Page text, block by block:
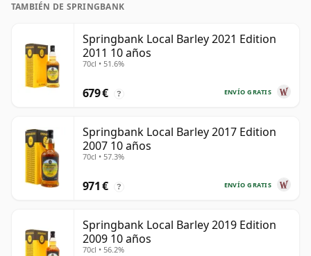
TAMBIÉN DE SPRINGBANK
Springbank Local Barley 2021 Edition
2011 10 años
70cl • 51.6%
ENVÍO GRATIS
679 € ?
Springbank Local Barley 2017 Edition
2007 10 años
70cl • 57.3%
ENVÍO GRATIS
971 € ?
Springbank Local Barley 2019 Edition
2009 10 años
70cl • 56.2%